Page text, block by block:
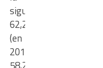
siguiente:
62,2%
(en
2016);